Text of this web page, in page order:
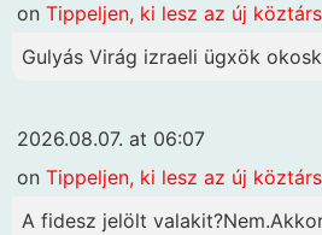
on Tippeljen, ki lesz az új
Gulyás Virág izraeli ügxök
2026.08.07. at 06:07
on Tippeljen, ki lesz az új
A fidesz jelölt